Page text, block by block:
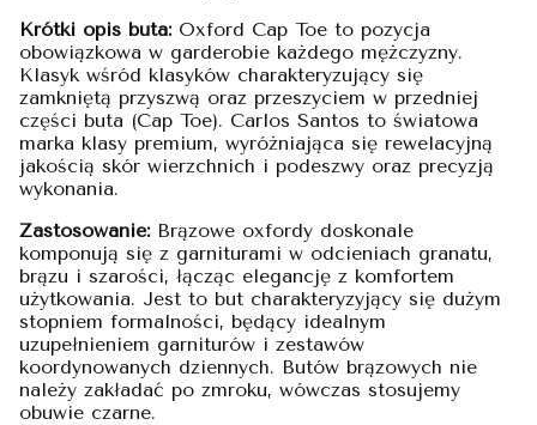
Krótki opis buta: Oxford Cap Toe to pozycja
obowiązkowa w garderobie każdego mężczyzny.
Klasyk wśród klasyków charakteryzujący się
zamkniętą przyszwą oraz przeszyciem w przedniej
części buta (Cap Toe). Carlos Santos to światowa
marka klasy premium, wyróżniająca się rewelacyjną
jakością skór wierzchnich i podeszwy oraz precyzją
wykonania.
Zastosowanie: Brązowe oxfordy doskonale
komponują się z garniturami w odcieniach granatu,
brązu i szarości, łącząc elegancję z komfortem
użytkowania. Jest to but charakteryzyjący się dużym
stopniem formalności, będący idealnym
uzupełnieniem garniturów i zestawów
koordynowanych dziennych. Butów brązowych nie
należy zakładać po zmroku, wówczas stosujemy
obuwie czarne.